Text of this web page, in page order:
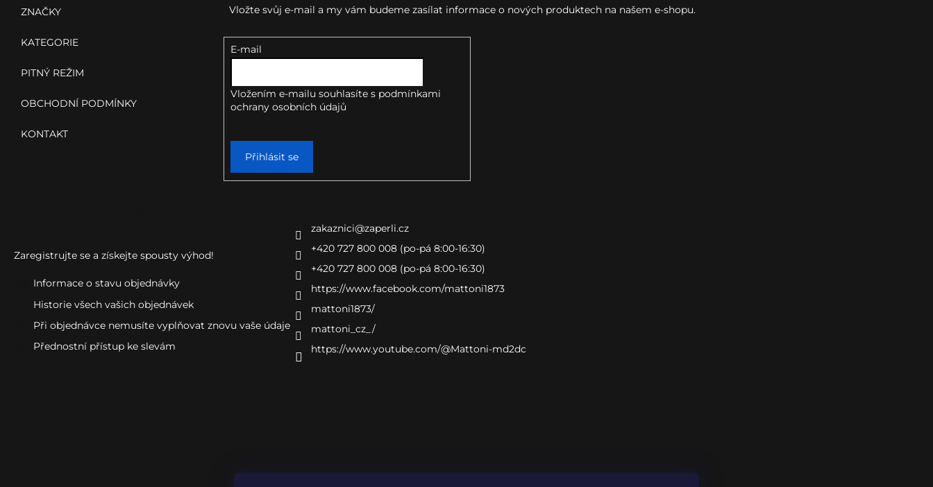
ZNAČKY
KATEGORIE
PITNÝ REŽIM
OBCHODNÍ PODMÍNKY
KONTAKT
Vložte svůj e-mail a my vám budeme zasílat informace o nových produktech na našem e-shopu.
E-mail
Vložením e-mailu souhlasíte s podmínkami
ochrany osobních údajů
Přihlásit se
Zaregistrujte se a získejte spousty výhod!
Informace o stavu objednávky
Historie všech vašich objednávek
Při objednávce nemusíte vyplňovat znovu vaše údaje
Přednostní přístup ke slevám
zakaznici@zaperli.cz
+420 727 800 008 (po-pá 8:00-16:30)
+420 727 800 008 (po-pá 8:00-16:30)
https://www.facebook.com/mattoni1873
mattoni1873/
mattoni_cz_/
https://www.youtube.com/@Mattoni-md2dc